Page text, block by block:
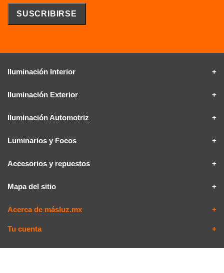
Iluminación Interior
Iluminación Exterior
Iluminación Automotriz
Luminarios y Focos
Accesorios y repuestos
Mapa del sitio
Acerca de másluz.mx
Tu cuenta